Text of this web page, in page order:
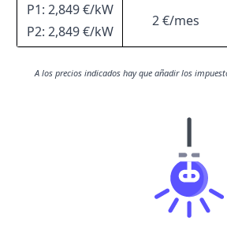
P1: 2,849 €/kW
P2: 2,849 €/kW
2 €/mes
A los precios indicados hay que añadir los